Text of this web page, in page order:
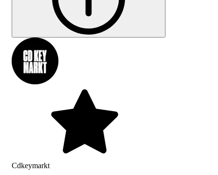
Cdkeymarkt